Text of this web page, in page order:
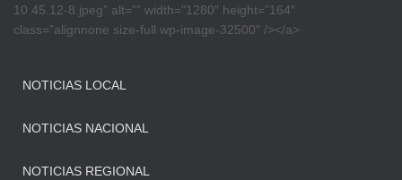
10.45.12-8.jpeg” alt=”” width=”1280″ height=”164″
class=”alignnone size-full wp-image-32500″ /></a>
NOTICIAS LOCAL
NOTICIAS NACIONAL
NOTICIAS REGIONAL